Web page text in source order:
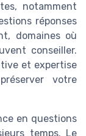
notamment
réponses
domaines où
conseiller.
et expertise
votre
en questions
temps. Le